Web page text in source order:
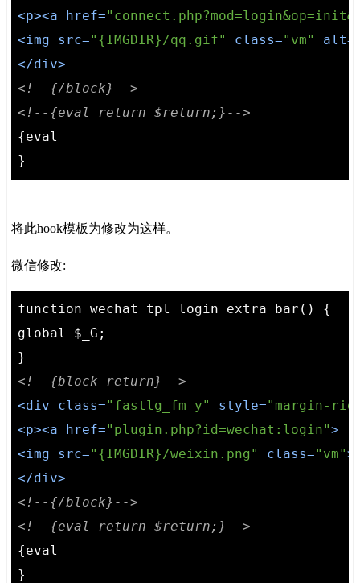
<p><a href=
<img src="{IMGDIR}/qq.gif" class="vm" alt=
</div>
<!--{/block}-->
<!--{eval return $return;}-->
{eval
}
将此hook模板为修改为这样。
微信修改:
function wechat_tpl_login_extra_bar() {
global $_G;
<!--{block return}-->
<div class="fastlg_fm y" style="margin-
<p><a href="plugin.php?id=wechat:login">
<img src="{IMGDIR}/weixin.png" class="vm">
</div>
<!--{/block}-->
<!--{eval return $return;}-->
{eval
}